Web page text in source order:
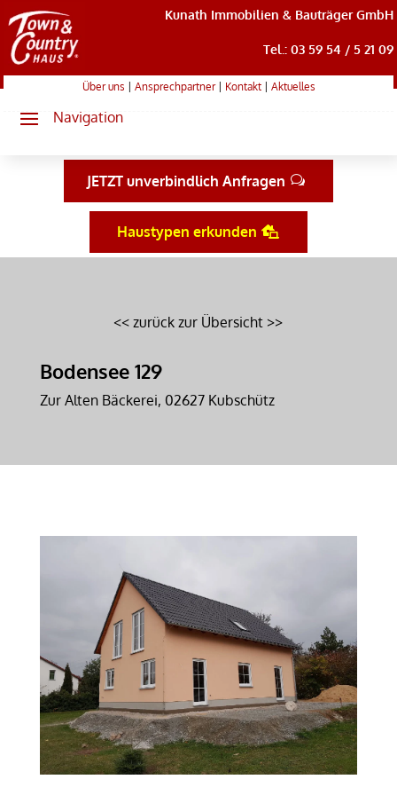
Kunath Immobilien & Bauträger GmbH
Tel.: 03 59 54 / 5 21 09
Über uns Ansprechpartner| Kontakt| Aktuelles
JETZT unverbindlich Anfragen
Haustypen erkunden
<< zurück zur Übersicht >>
Bodensee 129
Zur Alten Bäckerei, 02627 Kubschütz